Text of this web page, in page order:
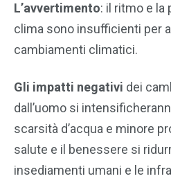
L’avvertimento: il ritmo e la
clima sono insufficienti per
cambiamenti climatici.
Gli impatti negativi dei
dall’uomo si
scarsità d’acqua e minore
salute e il benessere si
insediamenti umani e le